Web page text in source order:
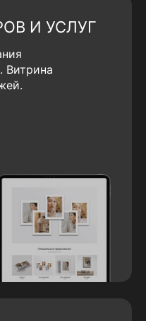
И УСЛУГ
Витрина